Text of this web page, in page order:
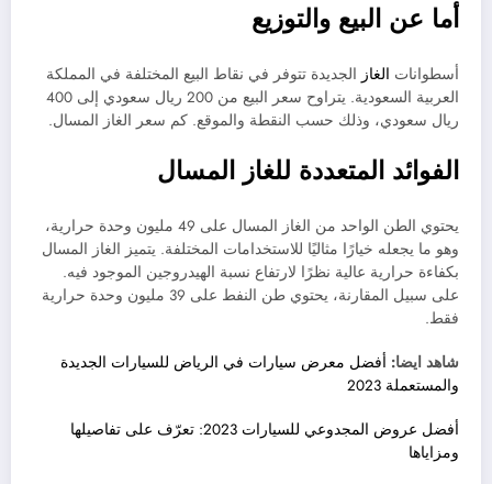
أما عن البيع والتوزيع
أسطوانات الغاز الجديدة تتوفر في نقاط البيع المختلفة في المملكة
العربية السعودية. يتراوح سعر البيع من 200 ريال سعودي إلى 400
ريال سعودي، وذلك حسب النقطة والموقع. كم سعر الغاز المسال.
الفوائد المتعددة للغاز المسال
يحتوي الطن الواحد من الغاز المسال على 49 مليون وحدة حرارية،
وهو ما يجعله خيارًا مثاليًا للاستخدامات المختلفة. يتميز الغاز المسال
بكفاءة حرارية عالية نظرًا لارتفاع نسبة الهيدروجين الموجود فيه.
على سبيل المقارنة، يحتوي طن النفط على 39 مليون وحدة حرارية
فقط.
شاهد ايضا: أفضل معرض سيارات في الرياض للسيارات الجديدة
والمستعملة 2023
أفضل عروض المجدوعي للسيارات 2023: تعرّف على تفاصيلها
ومزاياها